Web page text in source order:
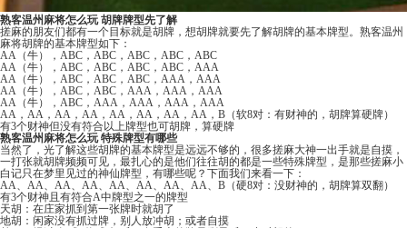
熟客温州麻将怎么玩 胡牌牌型先了解
搓麻的朋友们都有一个目标就是胡牌，想胡牌就要先了解胡牌的基本牌型。熟客温州
麻将胡牌的基本牌型如下：
AA（牛），ABC，ABC，ABC，ABC，ABC
AA（牛），ABC，ABC，ABC，ABC，AAA
AA（牛），ABC，ABC，ABC，AAA，AAA
AA（牛），ABC，ABC，AAA，AAA，AAA
AA（牛），ABC，AAA，AAA，AAA，AAA
AA，AA，AA，AA，AA，AA，AA，AA，B（软8对：有财神的，胡牌算硬牌）
有3个财神但没有符合以上牌型也可胡牌，算硬牌
熟客温州麻将怎么玩 特殊牌型有哪些
当然了，光了解这些胡牌的基本牌型是远远不够的，很多搓麻大神一出手就是自摸，
一打张就胡牌频频可见，最扎心的是他们往往胡的都是一些特殊牌型，是那些搓麻小
白记只在梦里见过的神仙牌型，有哪些呢？下面我们来看一下：
AA、AA、AA、AA、AA、AA、AA、AA、B（硬8对：没财神的，胡牌算双翻）
有3个财神且有符合A中牌型之一的牌型
天胡：在庄家抓到第一张牌时就胡了
地胡：闲家没有抓过牌，别人放冲胡；或者自摸